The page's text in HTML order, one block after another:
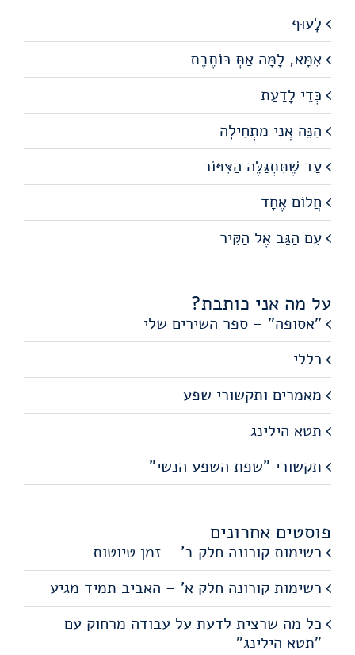
לָעוּף
אִמָּא, לָמָּה אַתְּ כּוֹתֶבֶת
כְּדֵי לָדַעַת
הִנֵּה אֲנִי מַתְחִילָה
עַד שֶׁתִּתְגַּלֶּה הַצִּפּוֹר
חֲלוֹם אֶחָד
עִם הַגַּב אֶל הַקִּיר
על מה אני כותבת?
"אסופה" – ספר השירים שלי
כללי
מאמרים ותקשורי שפע
תטא הילינג
תקשורי "שפת השפע הנשי"
פוסטים אחרונים
רשימות קורונה חלק ב' – זמן טיוטות
רשימות קורונה חלק א' – האביב תמיד מגיע
כל מה שרצית לדעת על עבודה מרחוק עם
"תטא הילינג"